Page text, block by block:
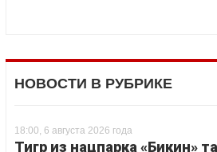
НОВОСТИ В РУБРИКЕ
18:00, 6 августа 2026 года
Тигр из нацпарка «Бикин»